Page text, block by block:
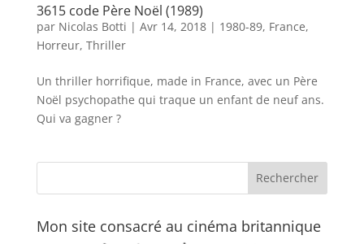
3615 code Père Noël (1989)
par Nicolas Botti | Avr 14, 2018| 1980-89, France,
Horreur, Thriller
Un thriller horrifique, made in France, avec un Père
Noël psychopathe qui traque un enfant de neuf ans.
Qui va gagner ?
Mon site consacré au cinéma britannique